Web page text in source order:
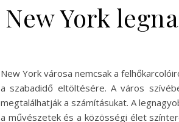
New York
New York városa nemcsak a
a szabadidő eltöltésére. A város
megtalálhatják a számításukat. A
a művészetek és a közösségi élet